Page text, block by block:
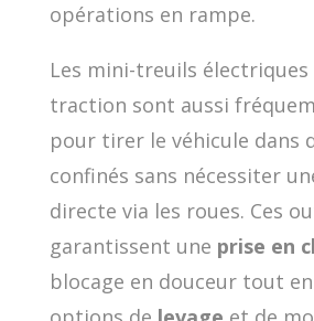
opérations en rampe.
Les mini-treuils
traction sont aussi
pour tirer le véhicule dans
confinés sans nécessiter
directe via les roues. Ces
garantissent une prise en
blocage en douceur tout